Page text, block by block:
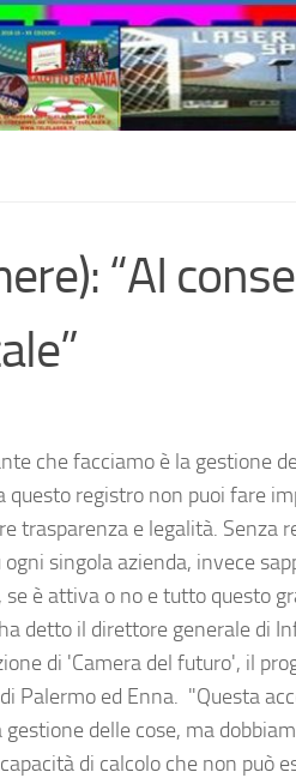
“AI
che facciamo è la gestione
registro non puoi fare
trasparenza e legalità. Senza
singola azienda, invece
è attiva o no e tutto questo
detto il direttore generale di
di 'Camera del futuro', il
Palermo ed Enna. "Questa
delle cose, ma
di calcolo che non può